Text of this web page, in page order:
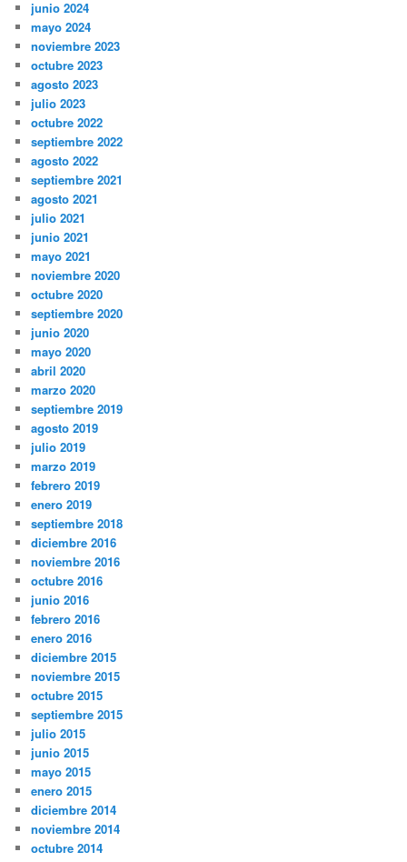
junio 2024
mayo 2024
noviembre 2023
octubre 2023
agosto 2023
julio 2023
octubre 2022
septiembre 2022
agosto 2022
septiembre 2021
agosto 2021
julio 2021
junio 2021
mayo 2021
noviembre 2020
octubre 2020
septiembre 2020
junio 2020
mayo 2020
abril 2020
marzo 2020
septiembre 2019
agosto 2019
julio 2019
marzo 2019
febrero 2019
enero 2019
septiembre 2018
diciembre 2016
noviembre 2016
octubre 2016
junio 2016
febrero 2016
enero 2016
diciembre 2015
noviembre 2015
octubre 2015
septiembre 2015
julio 2015
junio 2015
mayo 2015
enero 2015
diciembre 2014
noviembre 2014
octubre 2014